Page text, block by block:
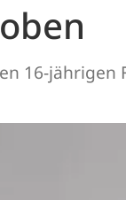
16-jährigen